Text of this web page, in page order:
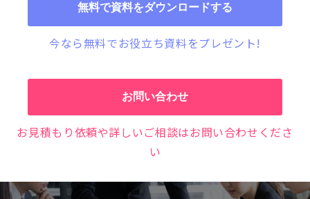
無料で資料をダウンロードする
今なら無料でお役立ち資料をプレゼント!
お問い合わせ
お見積もり依頼や詳しいご相談はお問い合わせくださ
い